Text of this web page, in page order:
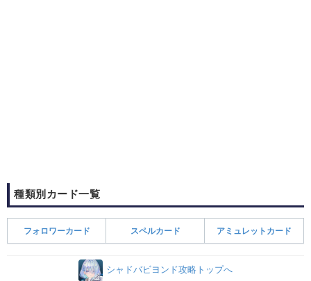
種類別カード一覧
フォロワーカード スペルカード アミュレットカード
シャドバビヨンド攻略トップへ